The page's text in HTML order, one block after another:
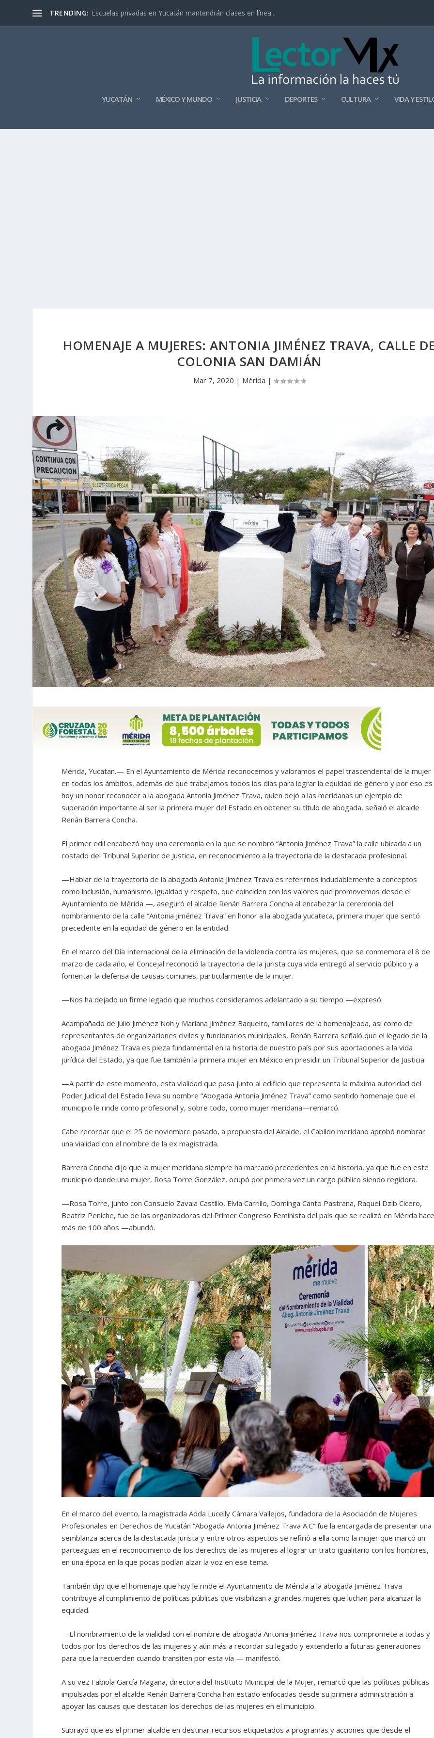
TRENDING: Escuelas privadas en Yucatán mantendrán clases en línea...
YUCATÁN MÉXICO Y MUNDO JUSTICIA DEPORTES CULTURA VIDA Y
HOMENAJE A MUJERES: ANTONIA JIMÉNEZ TRAVA, CALLE
COLONIA SAN DAMIÁN
Mar 7, 2020 | Mérida |
Mérida, Yucatan.— En el Ayuntamiento de Mérida reconocemos y valoramos el papel trascendental de la mujer
en todos los ámbitos, además de que trabajamos todos los días para lograr la equidad de género y por eso es
hoy un honor reconocer a la abogada Antonia Jiménez Trava, quien dejó a las meridanas un ejemplo de
superación importante al ser la primera mujer del Estado en obtener su título de abogada, señaló el alcalde
Renán Barrera Concha.
El primer edil encabezó hoy una ceremonia en la que se nombró “Antonia Jiménez Trava” la calle ubicada a un
costado del Tribunal Superior de Justicia, en reconocimiento a la trayectoria de la destacada profesional.
—Hablar de la trayectoria de la abogada Antonia Jiménez Trava es referirnos indudablemente a conceptos
como inclusión, humanismo, igualdad y respeto, que coinciden con los valores que promovemos desde el
Ayuntamiento de Mérida —, aseguró el alcalde Renán Barrera Concha al encabezar la ceremonia del
nombramiento de la calle “Antonia Jiménez Trava” en honor a la abogada yucateca, primera mujer que sentó
precedente en la equidad de género en la entidad.
En el marco del Día Internacional de la eliminación de la violencia contra las mujeres, que se conmemora el 8 de
marzo de cada año, el Concejal reconoció la trayectoria de la jurista cuya vida entregó al servicio público y a
fomentar la defensa de causas comunes, particularmente de la mujer.
—Nos ha dejado un firme legado que muchos consideramos adelantado a su tiempo —expresó.
Acompañado de Julio Jiménez Noh y Mariana Jiménez Baqueiro, familiares de la homenajeada, así como de
representantes de organizaciones civiles y funcionarios municipales, Renán Barrera señaló que el legado de la
abogada Jiménez Trava es pieza fundamental en la historia de nuestro país por sus aportaciones a la vida
jurídica del Estado, ya que fue también la primera mujer en México en presidir un Tribunal Superior de Justicia.
—A partir de este momento, esta vialidad que pasa junto al edificio que representa la máxima autoridad del
Poder Judicial del Estado lleva su nombre “Abogada Antonia Jiménez Trava” como sentido homenaje que el
municipio le rinde como profesional y, sobre todo, como mujer meridana—remarcó.
Cabe recordar que el 25 de noviembre pasado, a propuesta del Alcalde, el Cabildo meridano aprobó nombrar
una vialidad con el nombre de la ex magistrada.
Barrera Concha dijo que la mujer meridana siempre ha marcado precedentes en la historia, ya que fue en este
municipio donde una mujer, Rosa Torre González, ocupó por primera vez un cargo público siendo regidora.
—Rosa Torre, junto con Consuelo Zavala Castillo, Elvia Carrillo, Dominga Canto Pastrana, Raquel Dzib Cicero,
Beatriz Peniche, fue de las organizadoras del Primer Congreso Feminista del país que se realizó en Mérida
más de 100 años —abundó.
En el marco del evento, la magistrada Adda Lucelly Cámara Vallejos, fundadora de la Asociación de Mujeres
Profesionales en Derechos de Yucatán “Abogada Antonia Jiménez Trava A.C” fue la encargada de presentar una
semblanza acerca de la destacada jurista y entre otros aspectos se refirió a ella como la mujer que marcó un
parteaguas en el reconocimiento de los derechos de las mujeres al lograr un trato igualitario con los hombres,
en una época en la que pocas podían alzar la voz en ese tema.
También dijo que el homenaje que hoy le rinde el Ayuntamiento de Mérida a la abogada Jiménez Trava
contribuye al cumplimiento de políticas públicas que visibilizan a grandes mujeres que luchan para alcanzar la
equidad.
—El nombramiento de la vialidad con el nombre de abogada Antonia Jiménez Trava nos compromete a todas y
todos por los derechos de las mujeres y aún más a recordar su legado y extenderlo a futuras generaciones
para que la recuerden cuando transiten por esta vía — manifestó.
A su vez Fabiola García Magaña, directora del Instituto Municipal de la Mujer, remarcó que las políticas públicas
impulsadas por el alcalde Renán Barrera Concha han estado enfocadas desde su primera administración a
apoyar las causas que destacan los derechos de las mujeres en el municipio.
Subrayó que es el primer alcalde en destinar recursos etiquetados a programas y acciones que desde el